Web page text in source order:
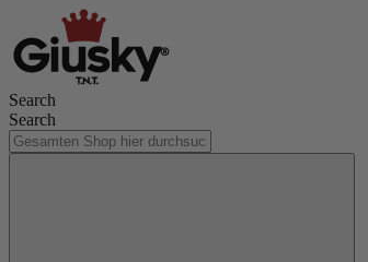
Search
Search